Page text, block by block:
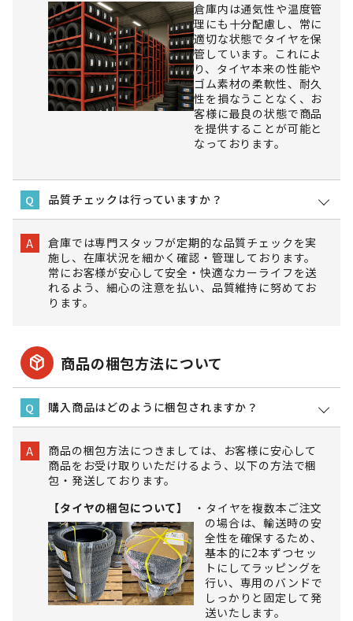
倉庫内は通気性や温度管
理にも十分配慮し、常に
適切な状態でタイヤを保
管しています。これによ
り、タイヤ本来の性能や
ゴム素材の柔軟性、耐久
性を損なうことなく、お
客様に最良の状態で商品
を提供することが可能と
なっております。
Q 品質チェックは行っていますか？
A
倉庫では専門スタッフが定期的な品質チェックを実
施し、在庫状況を細かく確認・管理しております。
常にお客様が安心して安全・快適なカーライフを送
れるよう、細心の注意を払い、品質維持に努めてお
ります。
package_2 商品の梱包方法について
Q 購入商品はどのように梱包されますか？
A
商品の梱包方法につきましては、お客様に安心して
商品をお受け取りいただけるよう、以下の方法で梱
包・発送しております。
【タイヤの梱包について】
タイヤを複数本ご注文
の場合は、輸送時の安
全性を確保するため、
基本的に2本ずつセッ
トにしてラッピングを
行い、専用のバンドで
しっかりと固定して発
送いたします。